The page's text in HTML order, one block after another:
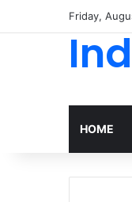
Friday,
HOME